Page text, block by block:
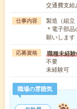
交通費支給
仕事内容
製造（組立
＊電子部
願いしま
応募資格 職種未経
不要
未経験可
職場の雰囲気